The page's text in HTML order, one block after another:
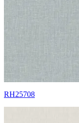
RH25708